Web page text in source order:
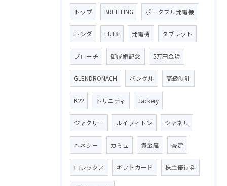
トップ BREITLING ポータブル発電機
ホンダ EU18i 発電機 タブレット
ブローチ 御成婚記念 5万円金貨
GLENDRONACH バングル 高級時計
K22 トリニティ Jackery
ジャクリー ルイヴィトン シャネル
ヘネシー カミュ 貴金属 査定
ロレックス ギフトカード 株主優待券